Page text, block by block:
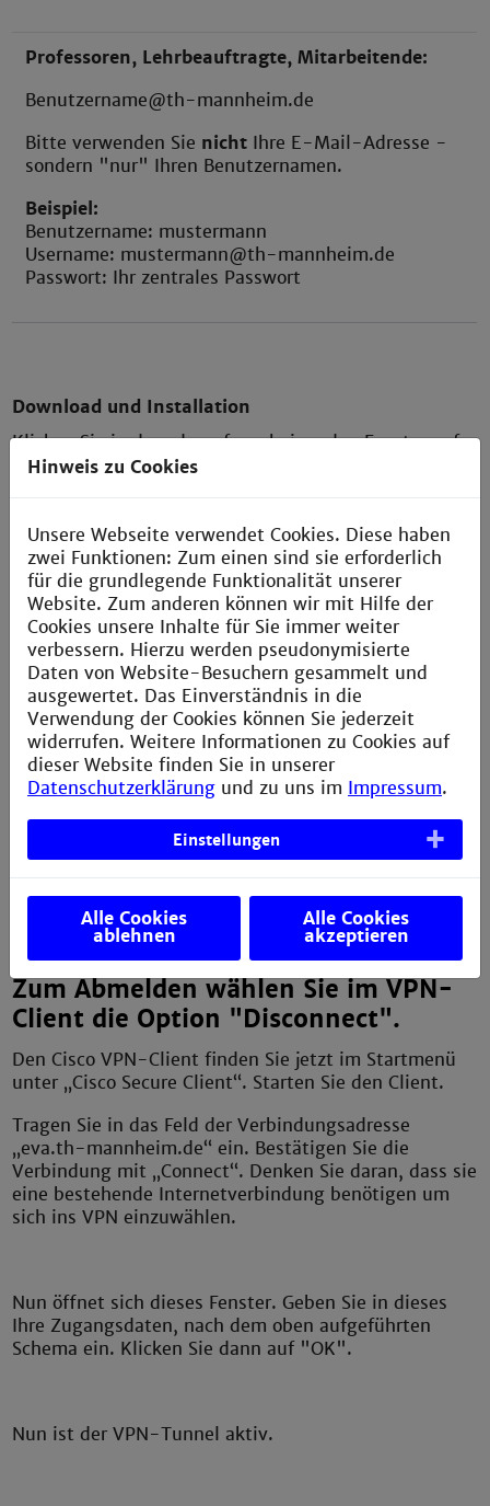
Professoren, Lehrbeauftragte, Mitarbeitende:
Benutzername@th-mannheim.de
Bitte verwenden Sie nicht Ihre E-Mail-Adresse -
sondern "nur" Ihren Benutzernamen.
Beispiel:
Benutzername: mustermann
Username: mustermann@th-mannheim.de
Passwort: Ihr zentrales Passwort
Download und Installation
Klicken Sie in dem darauf erscheinenden Fenster auf
den Link „Download for Windows“.
Bestätigen Sie den Download ggf. mit „Datei
speichern“. Führen Sie nun die heruntergeladene
Datei aus.
licken Sie auf „Next“ und akzeptieren Sie die
Lizenzvereinbarungen mit einem Klick auf „I accept
the terms in the License Agreement“ und bestätigen
Sie mit „Next“
Klicken Sie auf „Install“. Bestätigen Sie die Meldung
„Möchten Sie zulassen, dass durch diese App
Änderungen an ihrem Gerät vorgenommen werden“.
Sobald die Installation abgeschlossen ist, bestätigen
Sie mit einem Klick auf „Finish“.
Zum Abmelden wählen Sie im VPN-
Client die Option "Disconnect".
Den Cisco VPN-Client finden Sie jetzt im Startmenü
unter „Cisco Secure Client“. Starten Sie den Client.
Tragen Sie in das Feld der Verbindungsadresse
„eva.th-mannheim.de“ ein. Bestätigen Sie die
Verbindung mit „Connect“. Denken Sie daran, dass sie
eine bestehende Internetverbindung benötigen um
sich ins VPN einzuwählen.
Nun öffnet sich dieses Fenster. Geben Sie in dieses
Ihre Zugangsdaten, nach dem oben aufgeführten
Schema ein. Klicken Sie dann auf "OK".
Nun ist der VPN-Tunnel aktiv.
Hinweis zu Cookies
Unsere Webseite verwendet Cookies. Diese haben
zwei Funktionen: Zum einen sind sie erforderlich
für die grundlegende Funktionalität unserer
Website. Zum anderen können wir mit Hilfe der
Cookies unsere Inhalte für Sie immer weiter
verbessern. Hierzu werden pseudonymisierte
Daten von Website-Besuchern gesammelt und
ausgewertet. Das Einverständnis in die
Verwendung der Cookies können Sie jederzeit
widerrufen. Weitere Informationen zu Cookies auf
dieser Website finden Sie in unserer
Datenschutzerklärung und zu uns im Impressum.
Einstellungen
Alle Cookies
ablehnen
Alle Cookies
akzeptieren